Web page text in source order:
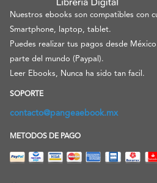
Nuestros ebooks son compatibles con
Smartphone, laptop, tablet.
Puedes realizar tus pagos desde
parte del mundo (Paypal).
Leer Ebooks, Nunca ha sido tan facil.
SOPORTE
contacto@pangeaebook.mx
METODOS DE PAGO